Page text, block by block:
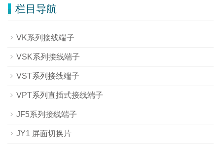
栏目导航
VK系列接线端子
VSK系列接线端子
VST系列接线端子
VPT系列直插式接线端子
JF5系列接线端子
JY1 屏面切换片